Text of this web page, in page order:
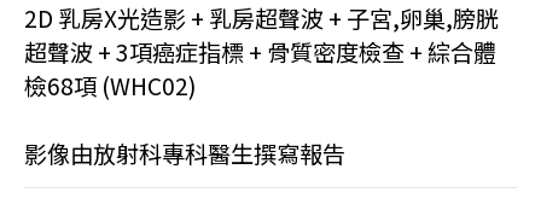
2D 乳房X光造影 + 乳房超聲波 + 子宮,卵巢,膀胱
超聲波 + 3項癌症指標 + 骨質密度檢查 + 綜合體
檢68項 (WHC02)
影像由放射科專科醫生撰寫報告